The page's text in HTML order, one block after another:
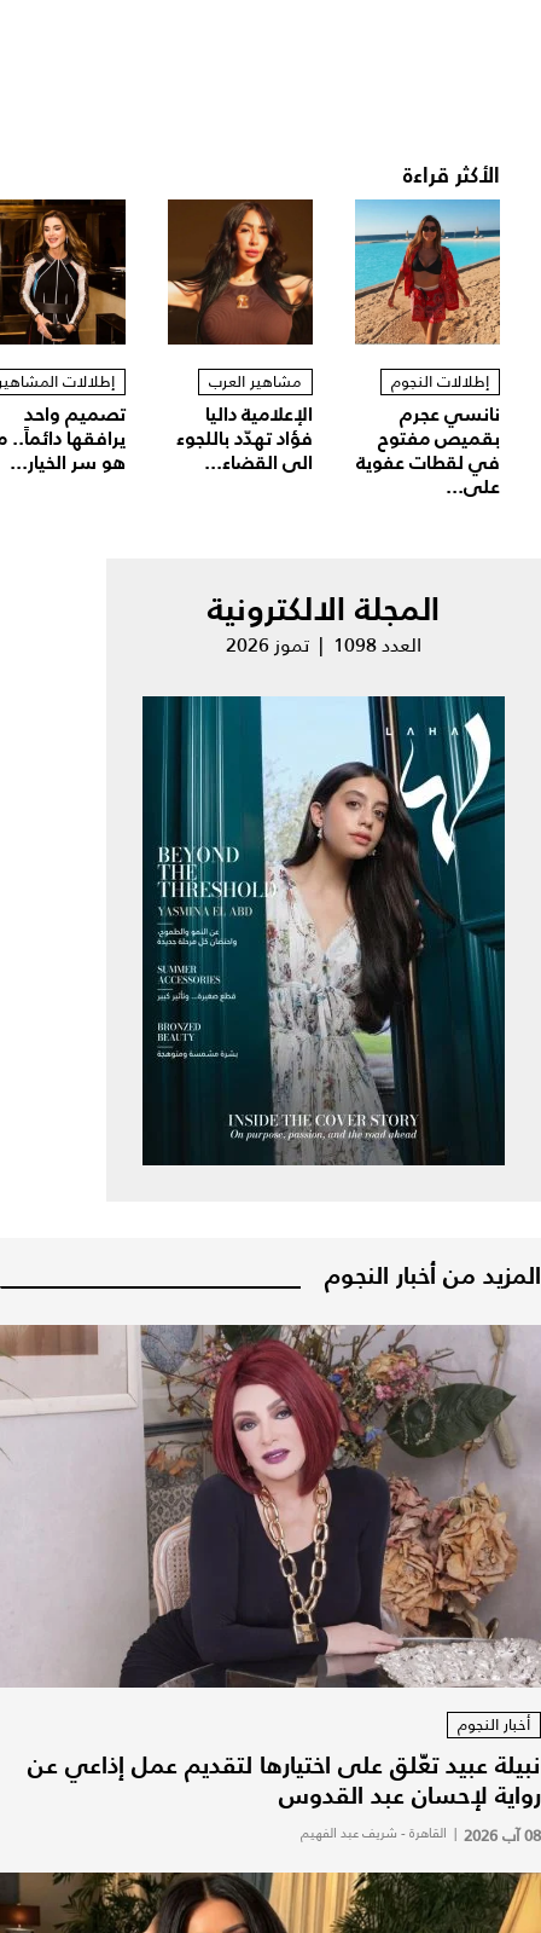
الأكثر قراءة
إطلالات النجوم
نانسي عجرم
بقميص مفتوح
في لقطات عفوية
على...
مشاهير العرب
الإعلامية داليا
فؤاد تهدّد باللجوء
الى القضاء...
إطلالات
تصميم واحد
يرافقها دائماً..
هو سر الخيار...
المجلة الالكترونية
العدد 1098 | تموز 2026
المزيد من أخبار النجوم
أخبار النجوم
نبيلة عبيد تعّلق على اختيارها لتقديم عمل إذاعي عن
رواية لإحسان عبد القدوس
08 آب 2026 | القاهرة - شريف عبد الفهيم